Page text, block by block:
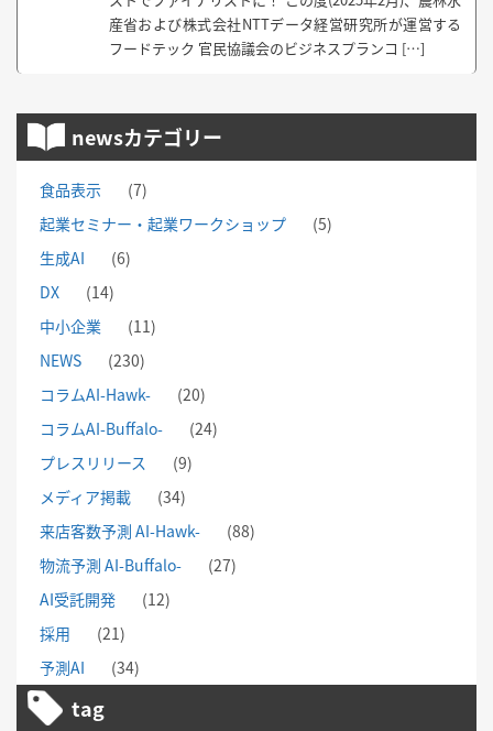
産省および株式会社NTTデータ経営研究所が運営する
フードテック 官民協議会のビジネスプランコ […]
newsカテゴリー
食品表示
(7)
起業セミナー・起業ワークショップ
(5)
生成AI
(6)
DX
(14)
中小企業
(11)
NEWS
(230)
コラムAI-Hawk-
(20)
コラムAI-Buffalo-
(24)
プレスリリース
(9)
メディア掲載
(34)
来店客数予測 AI-Hawk-
(88)
物流予測 AI-Buffalo-
(27)
AI受託開発
(12)
採用
(21)
予測AI
(34)
tag